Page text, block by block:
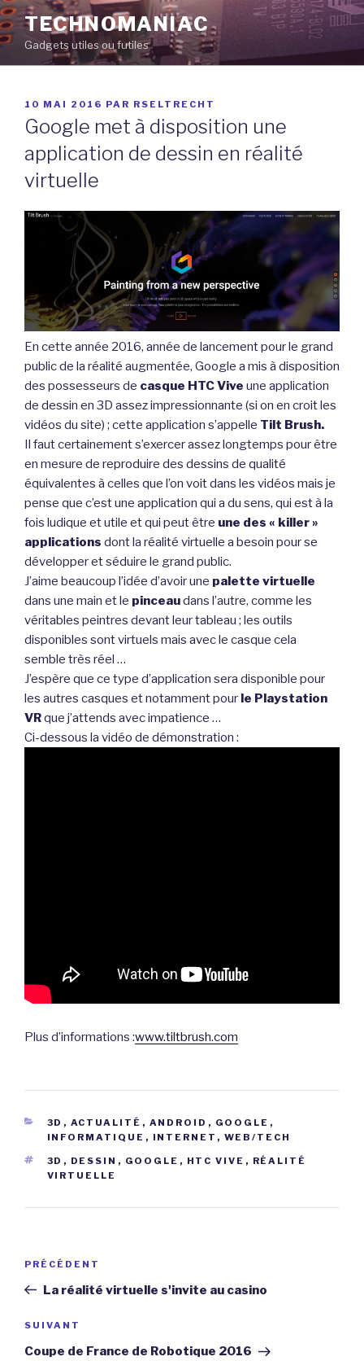
Aller
au
contenu
principal
TECHNOMANIAC
Gadgets utiles ou futiles
PUBLIÉ
LE
10 MAI 2016 PAR RSELTRECHT
Google met à disposition une
application de dessin en réalité
virtuelle
En cette année 2016, année de lancement pour le grand
public de la réalité augmentée, Google a mis à disposition
des possesseurs de casque HTC Vive une application
de dessin en 3D assez impressionnante (si on en croit les
vidéos du site) ; cette application s’appelle Tilt Brush.
Il faut certainement s’exercer assez longtemps pour être
en mesure de reproduire des dessins de qualité
équivalentes à celles que l’on voit dans les vidéos mais je
pense que c’est une application qui a du sens, qui est à la
fois ludique et utile et qui peut être une des « killer »
applications dont la réalité virtuelle a besoin pour se
développer et séduire le grand public.
J’aime beaucoup l’idée d’avoir une palette virtuelle
dans une main et le pinceaudans l’autre, comme les
véritables peintres devant leur tableau ; les outils
disponibles sont virtuels mais avec le casque cela
semble très réel …
J’espère que ce type d’application sera disponible pour
les autres casques et notamment pour le Playstation
VRque j’attends avec impatience …
Ci-dessous la vidéo de démonstration :
Plus d’informations :www.tiltbrush.com
CATÉGORIES
3D , ACTUALITÉ , ANDROID , GOOGLE ,
INFORMATIQUE , INTERNET , WEB/TECH
ÉTIQUETTES
3D , DESSIN , GOOGLE , HTC VIVE , RÉALITÉ
VIRTUELLE
Navigation
l’article
Article
précédent
PRÉCÉDENT
La réalité virtuelle s'invite au casino
Article
suivant
SUIVANT
Coupe de France de Robotique 2016